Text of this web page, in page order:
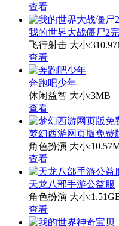
查看
我的世界大战僵尸2
飞行射击 大小
查看
奔跑吧少年
休闲益智 大小:3MB
查看
梦幻西游网页版免费
角色扮演 大小
查看
天龙八部手游公益服
角色扮演 大小
查看